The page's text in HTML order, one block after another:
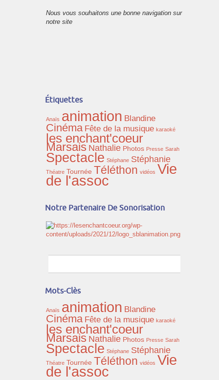
Nous vous souhaitons une bonne navigation sur
notre site
Étiquettes
Anaïs animation Blandine
Cinéma Fête de la musique karaoké
les enchant'coeur
Marsais Nathalie Photos Presse Sarah
Spectacle Stéphane Stéphanie
Théatre Tournée Téléthon vidéos Vie
de l'assoc
Notre Partenaire De Sonorisation
Mots-Clès
Anaïs animation Blandine
Cinéma Fête de la musique karaoké
les enchant'coeur
Marsais Nathalie Photos Presse Sarah
Spectacle Stéphane Stéphanie
Théatre Tournée Téléthon vidéos Vie
de l'assoc